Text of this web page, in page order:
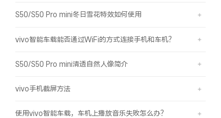
S50/S50 Pro mini冬日雪花特效如何使用
vivo智能车载能否通过WiFi的方式连接手机和车机？
S50/S50 Pro mini清透自然人像简介
vivo手机截屏方法
使用vivo智能车载，车机上播放音乐失败怎么办？